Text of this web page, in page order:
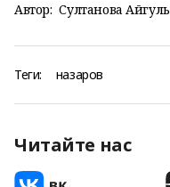
Автор: Султанова Айгуль
Теги: назаров
Читайте нас